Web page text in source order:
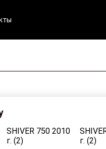
SHIVER 750 2010
г. (2)
г. (2)